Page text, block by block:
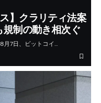
】クラリティ法案
制の動き相次ぐ
月7日、ビットコイ…